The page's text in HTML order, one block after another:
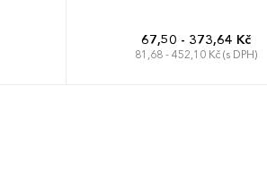
67,50 - 373,64 Kč
81,68 - 452,10 Kč (s DPH)